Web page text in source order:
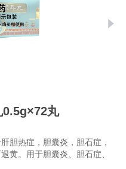
0.5g×72丸
胆热症，胆囊炎，胆石症，
黄。用于胆囊炎、胆石症、